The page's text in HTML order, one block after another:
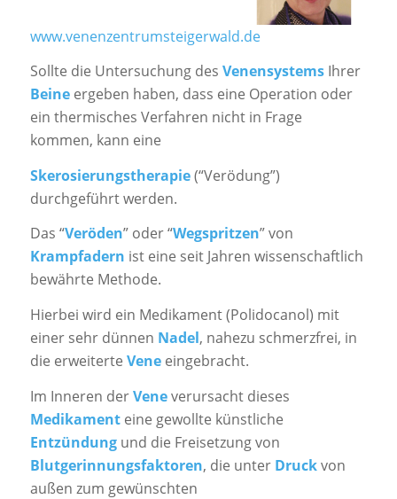
www.venenzentrumsteigerwald.de
Sollte die Untersuchung des VenensystemsIhrer
Beineergeben haben, dass eine Operation oder
ein thermisches Verfahren nicht in Frage
kommen, kann eine
Skerosierungstherapie(“Verödung”)
durchgeführt werden.
Das “Veröden” oder “Wegspritzen” von
Krampfadern ist eine seit Jahren wissenschaftlich
bewährte Methode.
Hierbei wird ein Medikament (Polidocanol) mit
einer sehr dünnen Nadel, nahezu schmerzfrei, in
die erweiterte Veneeingebracht.
Im Inneren derVeneverursacht dieses
Medikamenteine gewollte künstliche
Entzündungund die Freisetzung von
Blutgerinnungsfaktoren, die unter Druckvon
außen zum gewünschten